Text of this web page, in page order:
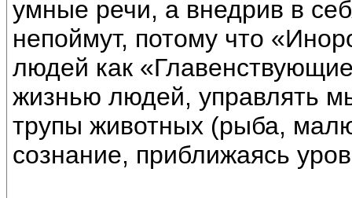
умные речи, а внедрив в
непоймут, потому что
людей как
жизнью людей, управлять
трупы животных (рыба,
сознание, приближаясь